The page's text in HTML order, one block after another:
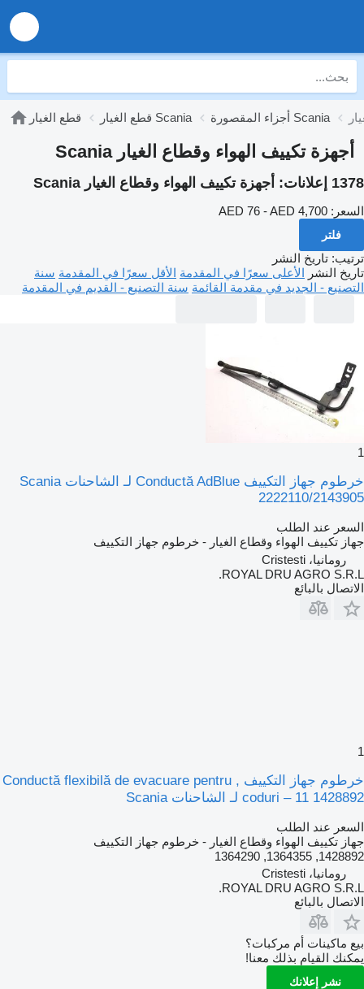
قطع الغيار قطع الغيار Scania أجزاء المقصورة Scania
أجهزة تكييف الهواء وقطاع الغيار Scania
1378 إعلانات: أجهزة تكييف الهواء وقطاع الغيار Scania
السعر: AED 76 - AED 4,700
فلتر
ترتيب: تاريخ النشر
تاريخ النشر الأعلى سعرًا في المقدمة الأقل سعرًا في المقدمة سنة
التصنيع - الجديد في مقدمة القائمة سنة التصنيع - القديم في المقدمة
1
خرطوم جهاز التكييف Conductă AdBlue لـ الشاحنات Scania
2222110/2143905
السعر عند الطلب
جهاز تكييف الهواء وقطاع الغيار - خرطوم جهاز التكييف
رومانيا، Cristesti
ROYAL DRU AGRO S.R.L.
الاتصال بالبائع
1
خرطوم جهاز التكييف Conductă flexibilă de evacuare pentru ,
coduri – 11 1428892 لـ الشاحنات Scania
السعر عند الطلب
جهاز تكييف الهواء وقطاع الغيار - خرطوم جهاز التكييف
1428892, 1364355, 1364290
رومانيا، Cristesti
ROYAL DRU AGRO S.R.L.
الاتصال بالبائع
بيع ماكينات أم مركبات؟
يمكنك القيام بذلك معنا!
نشر إعلانك